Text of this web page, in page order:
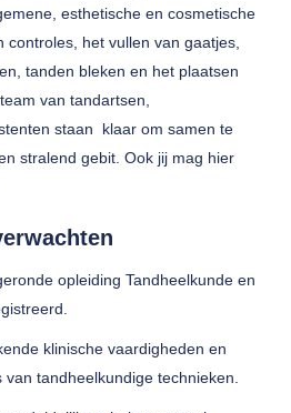
esthetische en cosmetische
controles, het vullen van gaatjes,
tanden bleken en het plaatsen
van tandartsen,
staan klaar om samen te
stralend gebit. Ook jij mag hier
opleiding Tandheelkunde en
klinische vaardigheden en
van tandheelkundige technieken.